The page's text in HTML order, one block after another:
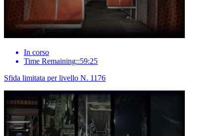
In corso
Time Remaining::59:25
Sfida limitata per livello N. 1176